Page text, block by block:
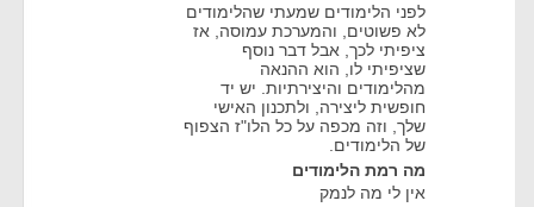
לפני הלימודים שמעתי שהלימודים
לא פשוטים, והמערכת עמוסה, אז
ציפיתי לכך, אבל דבר נוסף
שציפיתי לו, הוא ההנאה
מהלימודים והיצירתיות. יש יד
חופשית ליצירה, ולתכנון האישי
שלך, וזה מכפה על כל הלו"ז הצפוף
של הלימודים.
מה רמת הלימודים
אין לי מה לנמק